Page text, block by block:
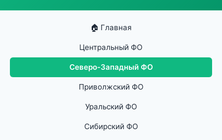
🏠 Главная
Центральный ФО
Северо-Западный ФО
Приволжский ФО
Уральский ФО
Сибирский ФО